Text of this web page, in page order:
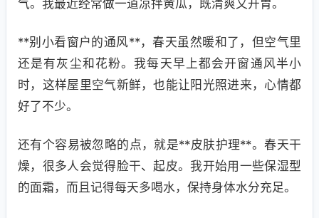
气。我最近经常做一道凉拌黄瓜，既清爽又开胃。
**别小看窗户的通风**，春天虽然暖和了，但空气里
还是有灰尘和花粉。我每天早上都会开窗通风半小
时，这样屋里空气新鲜，也能让阳光照进来，心情都
好了不少。
还有个容易被忽略的点，就是**皮肤护理**。春天干
燥，很多人会觉得脸干、起皮。我开始用一些保湿型
的面霜，而且记得每天多喝水，保持身体水分充足。